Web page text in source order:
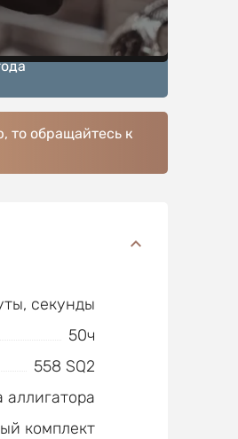
то обращайтесь к
секунды
50ч
558 SQ2
аллигатора
комплект